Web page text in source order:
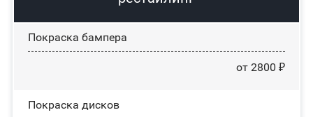
Покраска бампера
от 2800 ₽
Покраска дисков